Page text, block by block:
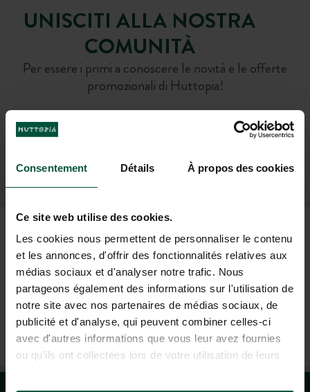
Consentement Détails À propos des cookies
Ce site web utilise des cookies.
Les cookies nous permettent de personnaliser le contenu
et les annonces, d'offrir des fonctionnalités relatives aux
médias sociaux et d'analyser notre trafic. Nous
partageons également des informations sur l'utilisation de
notre site avec nos partenaires de médias sociaux, de
publicité et d'analyse, qui peuvent combiner celles-ci
avec d'autres informations que vous leur avez fournies
ou qu'ils ont collectées lors de votre utilisation de leurs
UNISCITI ALLA NOSTRA
COMUNITÀ
Per essere i primi a conoscere le novità e le offerte
promozionali di Huttopia!
ISCRIVITI ALLA NOSTRA NEWSLETTER
DOMANDE FREQUENTI
AIUTO E CONTATTI
+33 4 37 64 22 35
(LUN–VEN: 9H–19H; SAB: 9H–18H)